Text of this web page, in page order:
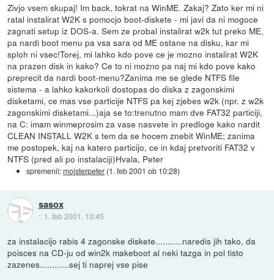
Zivjo vsem skupaj! Im back, tokrat na WinME. Zakaj? Zato ker mi ni
ratal instalirat W2K s pomocjo boot-diskete - mi javi da ni mogoce
zagnati setup iz DOS-a. Sem ze probal instalirat w2k tut preko ME,
pa nardi boot menu pa vsa sara od ME ostane na disku, kar mi
sploh ni vsec!Torej, mi lahko kdo pove ce je mozno instalirat W2K
na prazen disk in kako? Ce to ni mozno pa naj mi kdo pove kako
preprecit da nardi boot-menu?Zanima me se glede NTFS file
sistema - a lahko kakorkoli dostopas do diska z zagonskimi
disketami, ce mas vse particije NTFS pa kej zjebes w2k (npr. z w2k
zagonskimi disketami...)aja se to:trenutno mam dve FAT32 particiji,
na C: imam winmeprosim za vase nasvete in predloge kako nardit
CLEAN INSTALL W2K s tem da se hocem znebit WinME; zanima
me postopek, kaj na katero particijo, ce in kdaj pretvoriti FAT32 v
NTFS (pred ali po instalaciji)Hvala, Peter
spremenil:mojsterpeter (1. feb 2001 ob 10:28)
sasox
:: 1. feb 2001, 10:45
za instalacijo rabis 4 zagonske diskete...........naredis jih tako, da
poisces na CD-ju od win2k makeboot al neki tazga in pol tisto
zazenes............sej ti naprej vse pise